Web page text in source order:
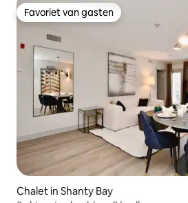
Favoriet van gasten
Favoriet van gasten
Chalet in Shanty Bay